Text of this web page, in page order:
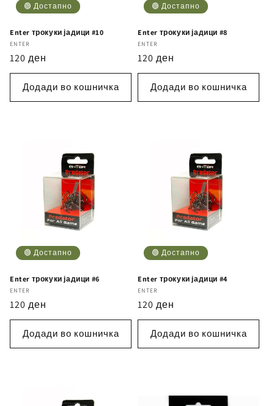
🟢 Достапно
Enter трокуки јадици #10
Бренд
ENTER
Регуларна
цена
120 ден
Додади во кошничка
🟢 Достапно
Enter трокуки јадици #8
Бренд
ENTER
Регуларна
цена
120 ден
Додади во кошничка
🟢 Достапно
Enter трокуки јадици #6
Бренд
ENTER
Регуларна
цена
120 ден
Додади во кошничка
🟢 Достапно
Enter трокуки јадици #4
Бренд
ENTER
Регуларна
цена
120 ден
Додади во кошничка